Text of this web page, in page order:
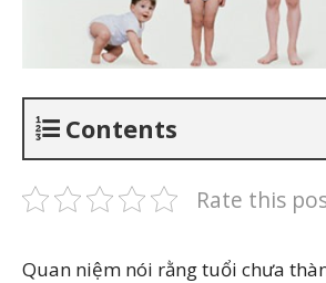
Contents
Rate this
Quan niệm nói rằng tuổi chưa